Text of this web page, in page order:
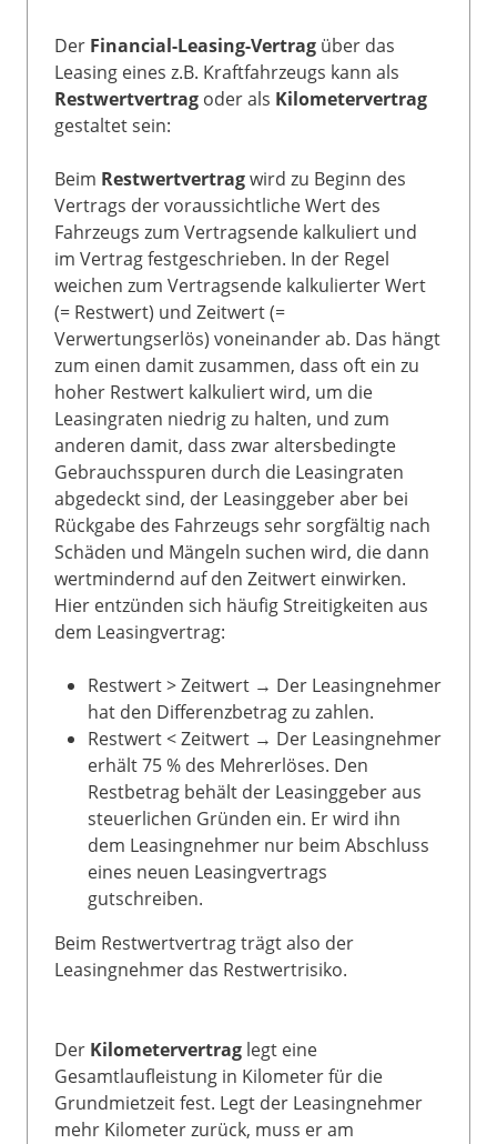
Der Financial-Leasing-Vertrag über das
Leasing eines z.B. Kraftfahrzeugs kann als
Restwertvertrag oder als Kilometervertrag
gestaltet sein:
Beim Restwertvertragwird zu Beginn des
Vertrags der voraussichtliche Wert des
Fahrzeugs zum Vertragsende kalkuliert und
im Vertrag festgeschrieben. In der Regel
weichen zum Vertragsende kalkulierter Wert
(= Restwert) und Zeitwert (=
Verwertungserlös) voneinander ab. Das hängt
zum einen damit zusammen, dass oft ein zu
hoher Restwert kalkuliert wird, um die
Leasingraten niedrig zu halten, und zum
anderen damit, dass zwar altersbedingte
Gebrauchsspuren durch die Leasingraten
abgedeckt sind, der Leasinggeber aber bei
Rückgabe des Fahrzeugs sehr sorgfältig nach
Schäden und Mängeln suchen wird, die dann
wertmindernd auf den Zeitwert einwirken.
Hier entzünden sich häufig Streitigkeiten aus
dem Leasingvertrag:
Restwert > Zeitwert → Der Leasingnehmer
hat den Differenzbetrag zu zahlen.
Restwert < Zeitwert → Der Leasingnehmer
erhält 75 % des Mehrerlöses. Den
Restbetrag behält der Leasinggeber aus
steuerlichen Gründen ein. Er wird ihn
dem Leasingnehmer nur beim Abschluss
eines neuen Leasingvertrags
gutschreiben.
Beim Restwertvertrag trägt also der
Leasingnehmer das Restwertrisiko.
Der Kilometervertrag legt eine
Gesamtlaufleistung in Kilometer für die
Grundmietzeit fest. Legt der Leasingnehmer
mehr Kilometer zurück, muss er am